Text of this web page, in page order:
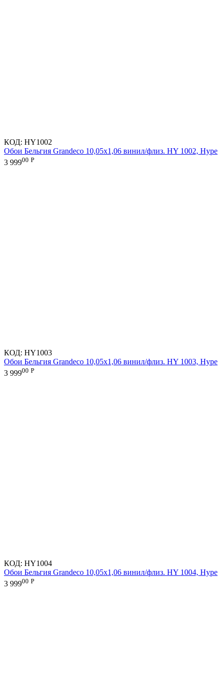
КОД: HY1002
Обои Бельгия Grandeco 10,05х1,06 винил/флиз. HY 1002, Hype
3 99900 Р
КОД: HY1003
Обои Бельгия Grandeco 10,05х1,06 винил/флиз. HY 1003, Hype
3 99900 Р
КОД: HY1004
Обои Бельгия Grandeco 10,05х1,06 винил/флиз. HY 1004, Hype
3 99900 Р